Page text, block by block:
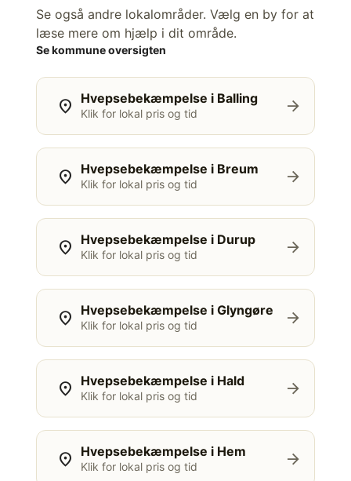
Se også andre lokalområder. Vælg en by for at
læse mere om hjælp i dit område.
Se kommune oversigten
location_on Hvepsebekæmpelse i Balling
Klik for lokal pris og tid arrow_forward
location_on Hvepsebekæmpelse i Breum
Klik for lokal pris og tid arrow_forward
location_on Hvepsebekæmpelse i Durup
Klik for lokal pris og tid arrow_forward
location_on Hvepsebekæmpelse i Glyngøre
Klik for lokal pris og tid arrow_forward
location_on Hvepsebekæmpelse i Hald
Klik for lokal pris og tid arrow_forward
location_on Hvepsebekæmpelse i Hem
Klik for lokal pris og tid arrow_forward